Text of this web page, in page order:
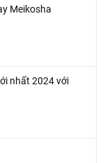
Meikosha
nhất 2024 với